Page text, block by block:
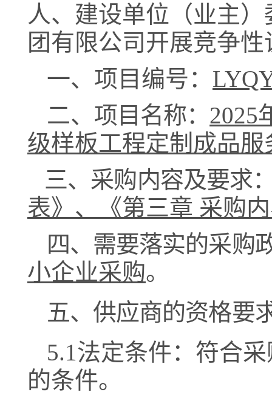
人、建设单位（业主）
团有限公司开展竞争性
一、项目编号：
二、 项目名称： 2025
级样板工程定制成品服
三、采购内容及要求
表》、《第三章 采购
四、需要落实的采购
小企业采购。
五、供应商的资格要
5.1法定条件：符合
的条件。